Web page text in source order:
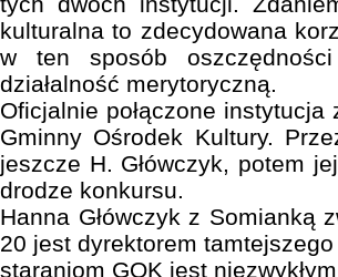
kulturalna to zdecydowana
w ten sposób
działalność merytoryczną.
Oficjalnie połączone
Gminny Ośrodek Kultury.
jeszcze H. Główczyk, potem
drodze konkursu.
Hanna Główczyk z Somianką
20 jest dyrektorem
staraniom GOK jest